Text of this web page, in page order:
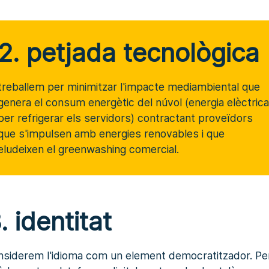
petjada tecnològica
per minimitzar l'impacte mediambiental que
el consum energètic del núvol (energia elèctrica
refrigerar els servidors) contractant proveïdors
s'impulsen amb energies renovables i que
el greenwashingcomercial.
identitat
l'idioma com un element democratitzador.